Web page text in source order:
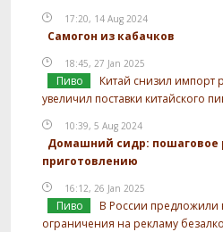
17:20, 14 Aug 2024
Самогон из кабачков
18:45, 27 Jan 2025
Пиво
Китай снизил импорт
увеличил поставки китайского
10:39, 5 Aug 2024
Домашний сидр: пошаговое
приготовлению
16:12, 26 Jan 2025
Пиво
В России предложили
ограничения на рекламу